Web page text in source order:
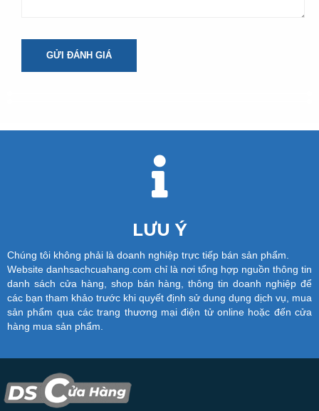
GỬI ĐÁNH GIÁ
LƯU Ý
Chúng tôi không phải là doanh nghiệp trực tiếp bán sản phẩm.
Website danhsachcuahang.com chỉ là nơi tổng hợp nguồn thông tin
danh sách cửa hàng, shop bán hàng, thông tin doanh nghiệp để
các bạn tham khảo trước khi quyết định sử dung dụng dịch vụ, mua
sản phẩm qua các trang thương mại điện tử online hoặc đến cửa
hàng mua sản phẩm.